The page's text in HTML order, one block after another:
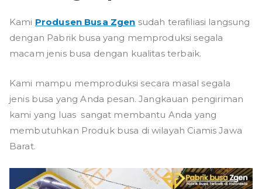
Kami Produsen Busa Zgen sudah terafiliasi langsung
dengan Pabrik busa yang memproduksi segala
macam jenis busa dengan kualitas terbaik.
Kami mampu memproduksi secara masal segala
jenis busa yang Anda pesan. Jangkauan pengiriman
kami yang luas sangat membantu Anda yang
membutuhkan Produk busa di wilayah Ciamis Jawa
Barat.